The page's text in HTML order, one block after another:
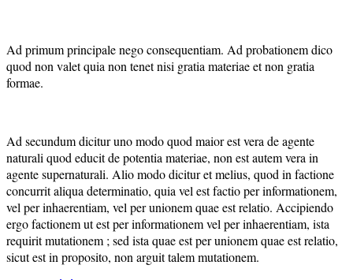
Ad primum principale nego consequentiam. Ad probationem dico
quod non valet quia non tenet nisi gratia materiae et non gratia
formae.
Ad secundum dicitur uno modo quod maior est vera de agente
naturali quod educit de potentia materiae, non est autem vera in
agente supernaturali. Alio modo dicitur et melius, quod in factione
concurrit aliqua determinatio, quia vel est factio per informationem,
vel per inhaerentiam, vel per unionem quae est relatio. Accipiendo
ergo factionem ut est per informationem vel per inhaerentiam, ista
requirit mutationem ; sed ista quae est per unionem quae est relatio,
sicut est in proposito, non arguit talem mutationem.